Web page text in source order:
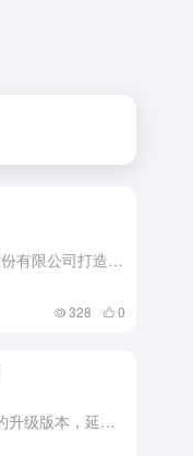
软件介绍 浩辰CAD电气2018是由苏州浩辰软件股份有限公司打造的一款电气设计软件，其拥有专业化及强大的计算工具，紧随规范及国标实时更新，更具备智能的强弱电绘图功能，能够自动生成word格式计算书，为...
328 0
软件介绍 浩辰CAD 2025 SP2作为国产CAD软件的升级版本，延续了自主内核技术优势，在性能、功能及生态适配层面实现全面突破。该版本采用多核并行运算技术，开图速度提升30%，存图性能翻倍，复杂图...